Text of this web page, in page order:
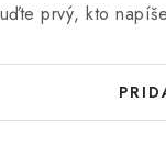
prvý, kto